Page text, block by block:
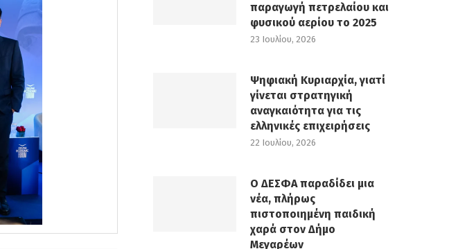
παραγωγή πετρελαίου και
φυσικού αερίου το 2025
23 Ιουλίου, 2026
Ψηφιακή Κυριαρχία, γιατί
γίνεται στρατηγική
αναγκαιότητα για τις
ελληνικές επιχειρήσεις
22 Ιουλίου, 2026
Ο ΔΕΣΦΑ παραδίδει μια
νέα, πλήρως
πιστοποιημένη παιδική
χαρά στον Δήμο
Μεγαρέων